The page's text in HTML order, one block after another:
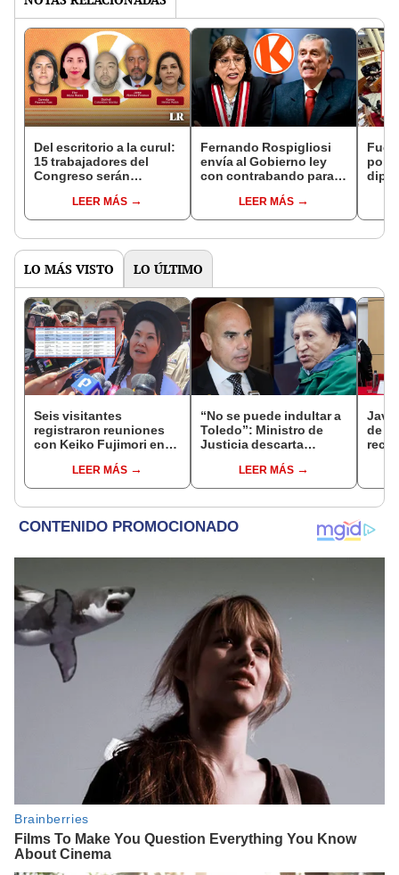
Del escritorio a la curul:
15 trabajadores del
Congreso serán
de Fuerza Popular
LEER MÁS
Fernando Rospigliosi
envía al Gobierno ley
con contrabando para
del Colegio de
Abogados
LEER MÁS
por
LO MÁS VISTO LO ÚLTIMO
Seis visitantes
registraron reuniones
con Keiko Fujimori en
presidenta se
encontraba en Junín
LEER MÁS
“No se puede indultar a
Toledo”: Ministro de
Justicia descarta
exmandatario
LEER MÁS
de